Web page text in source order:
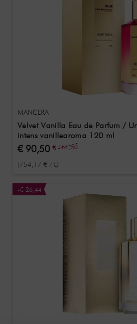
MANCERA
Velvet Vanilla Eau de Parfum /
intens vanillearoma 120 ml
€ 90,50 € 151,50
(754,17 € / L)
-€ 26,44